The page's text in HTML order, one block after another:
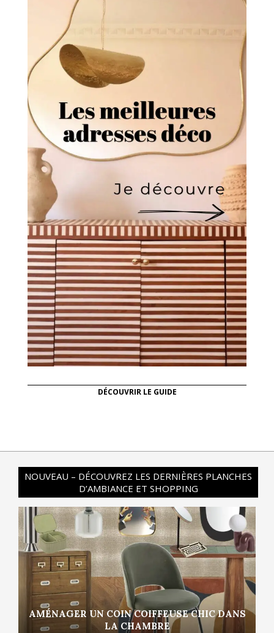
DÉCOUVRIR LE GUIDE
NOUVEAU – DÉCOUVREZ LES DERNIÈRES PLANCHES
D’AMBIANCE ET SHOPPING
AMÉNAGER UN COIN COIFFEUSE CHIC DANS
LA CHAMBRE